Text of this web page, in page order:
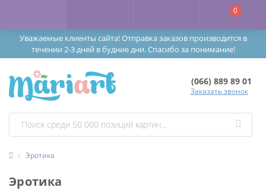
Уважаемые клиенты сайта! Отправка заказов производится в
течении 2-3 дней в будние дни. Спасибо за понимание!
0
(066) 889 89 01
Заказать звонок
Эротика
Эротика